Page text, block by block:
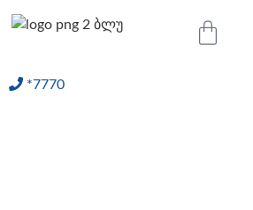
*7770